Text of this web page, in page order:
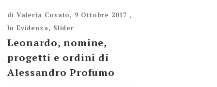
di Valeria Covato, 9 Ottobre 2017 ,
In Evidenza, Slider
Leonardo, nomine,
progetti e ordini di
Alessandro Profumo